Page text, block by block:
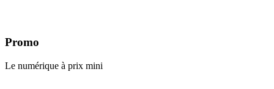
Promo
Le numérique à prix mini